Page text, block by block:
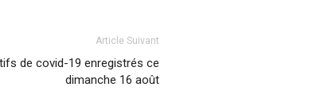
Article Suivant
de covid-19 enregistrés ce
dimanche 16 août